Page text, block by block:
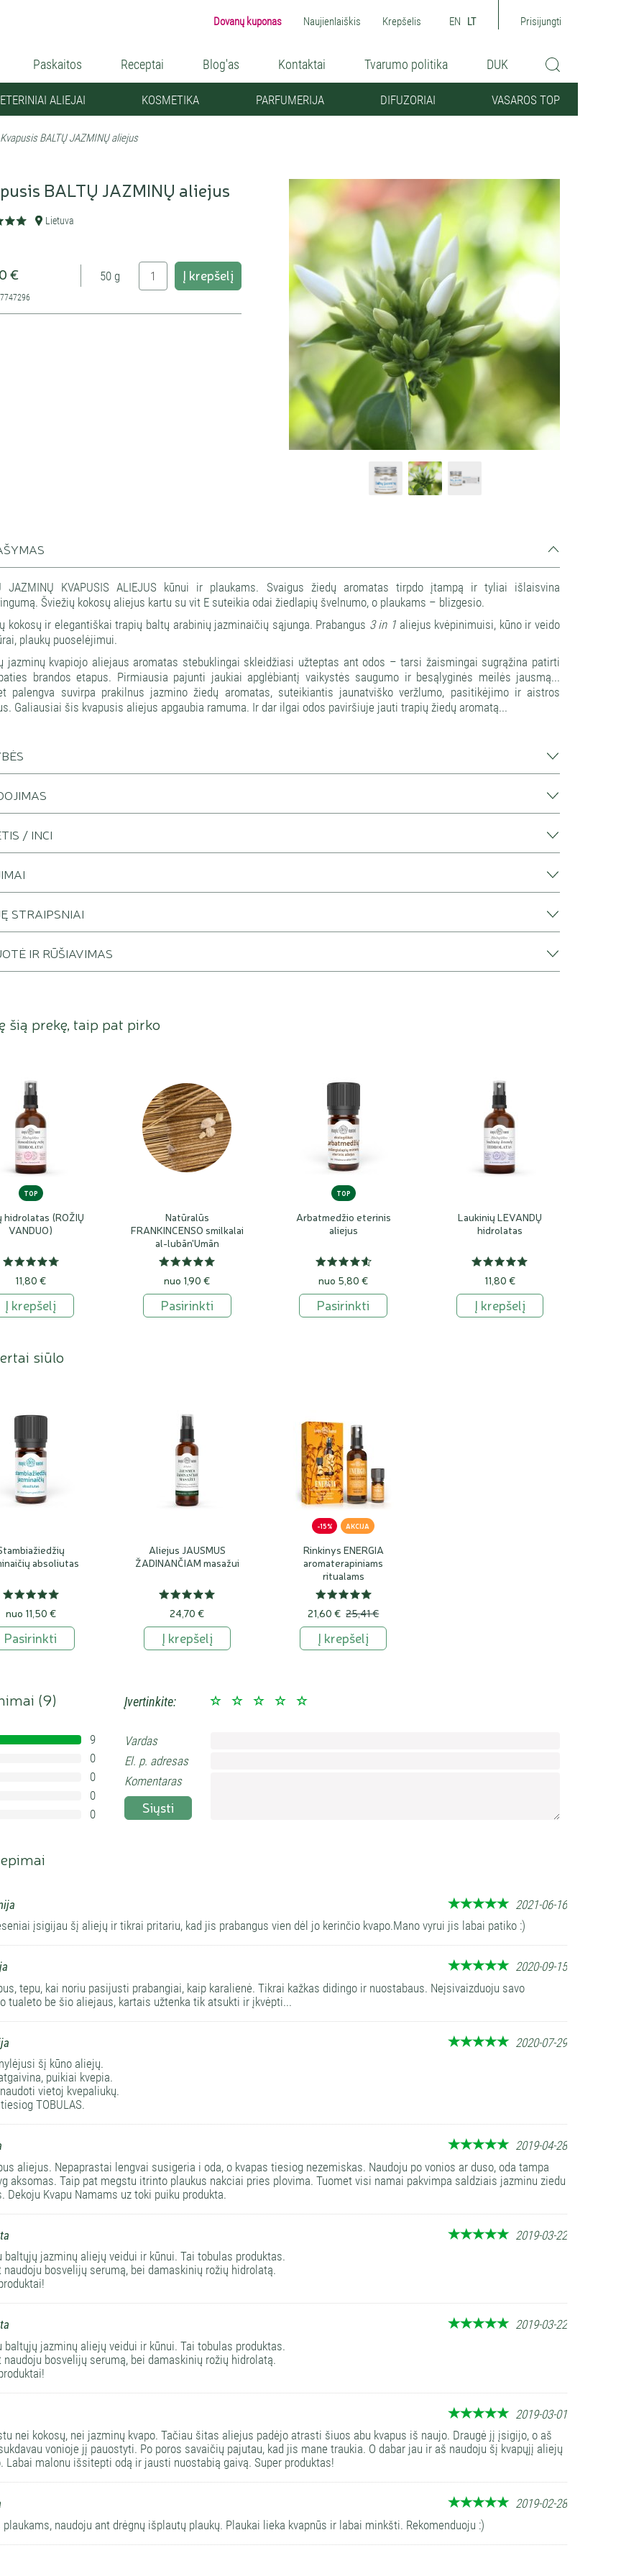
Dovanų kuponas Naujienlaiškis Krepšelis EN LT Prisijungti
Paskaitos Receptai Blog'as Kontaktai Tvarumo politika DUK
ETERINIAI ALIEJAI KOSMETIKA PARFUMERIJA DIFUZORIAI VASAROS TOP
Kvapusis BALTŲ JAZMINŲ aliejus
BALTŲ JAZMINŲ aliejus
Lietuva
€ 50 g Į krepšelį
JAZMINŲ KVAPUSIS ALIEJUS kūnui ir plaukams. Svaigus žiedų aromatas tirpdo įtampą ir tyliai išlaisvina
Šviežių kokosų aliejus kartu su vit E suteikia odai žiedlapių švelnumo, o plaukams – blizgesio.
kokosų ir elegantiškai trapių baltų arabinių jazminaičių sąjunga. Prabangus 3 in 1 aliejus kvėpinimuisi, kūno ir veido
plaukų puoselėjimui.
jazminų kvapiojo aliejaus aromatas stebuklingai skleidžiasi užteptas ant odos – tarsi žaismingai sugrąžina patirti
brandos etapus. Pirmiausia pajunti jaukiai apglėbiantį vaikystės saugumo ir besąlyginės meilės jausmą...
palengva suvirpa prakilnus jazmino žiedų aromatas, suteikiantis jaunatviško veržlumo, pasitikėjimo ir aistros
Galiausiai šis kvapusis aliejus apgaubia ramuma. Ir dar ilgai odos paviršiuje jauti trapių žiedų aromatą...
/ INCI
STRAIPSNIAI
IR RŪŠIAVIMAS
šią prekę, taip pat pirko
TOP
hidrolatas (ROŽIŲ
VANDUO)
11,80 €
Į krepšelį
Natūralūs
FRANKINCENSO smilkalai
al-lubān'Umān
nuo 1,90 €
Pasirinkti
TOP
Arbatmedžio eterinis
aliejus
nuo 5,80 €
Pasirinkti
Laukinių LEVANDŲ
hidrolatas
11,80 €
Į krepšelį
siūlo
absoliutas
nuo 11,50 €
Pasirinkti
Aliejus JAUSMUS
ŽADINANČIAM masažui
24,70 €
Į krepšelį
-15% AKCIJA
Rinkinys ENERGIA
aromaterapiniams
ritualams
21,60 € 25,41 €
Į krepšelį
(9)
9
0
0
0
0
Įvertinkite:
Vardas
El. p. adresas
Komentaras
Siųsti
2021-06-16
įsigijau šį aliejų ir tikrai pritariu, kad jis prabangus vien dėl jo kerinčio kvapo.Mano vyrui jis labai patiko :)
2020-09-15
tepu, kai noriu pasijusti prabangiai, kaip karalienė. Tikrai kažkas didingo ir nuostabaus. Neįsivaizduoju savo
tualeto be šio aliejaus, kartais užtenka tik atsukti ir įkvėpti...
2020-07-29
šį kūno aliejų.
puikiai kvepia.
vietoj kvepaliukų.
TOBULAS.
2019-04-28
aliejus. Nepaprastai lengvai susigeria i oda, o kvapas tiesiog nezemiskas. Naudoju po vonios ar duso, oda tampa
aksomas. Taip pat megstu itrinto plaukus nakciai pries plovima. Tuomet visi namai pakvimpa saldziais jazminu ziedu
Dekoju Kvapu Namams uz toki puiku produkta.
2019-03-22
baltųjų jazminų aliejų veidui ir kūnui. Tai tobulas produktas.
naudoju bosvelijų serumą, bei damaskinių rožių hidrolatą.
2019-03-22
baltųjų jazminų aliejų veidui ir kūnui. Tai tobulas produktas.
naudoju bosvelijų serumą, bei damaskinių rožių hidrolatą.
2019-03-01
nei kokosų, nei jazminų kvapo. Tačiau šitas aliejus padėjo atrasti šiuos abu kvapus iš naujo. Draugė jį įsigijo, o aš
vonioje jį pauostyti. Po poros savaičių pajutau, kad jis mane traukia. O dabar jau ir aš naudoju šį kvapųjį aliejų
Labai malonu išsitepti odą ir jausti nuostabią gaivą. Super produktas!
2019-02-28
plaukams, naudoju ant drėgnų išplautų plaukų. Plaukai lieka kvapnūs ir labai minkšti. Rekomenduoju :)